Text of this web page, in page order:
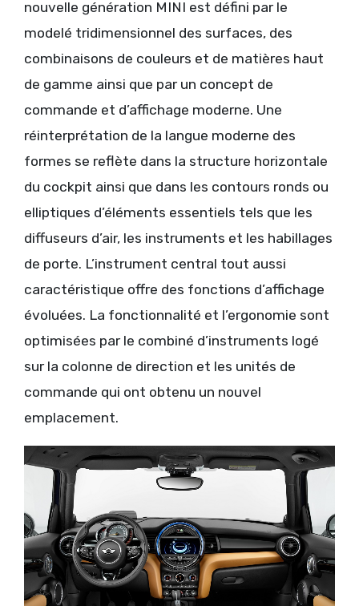
nouvelle génération MINI est défini par le
modelé tridimensionnel des surfaces, des
combinaisons de couleurs et de matières haut
de gamme ainsi que par un concept de
commande et d’affichage moderne. Une
réinterprétation de la langue moderne des
formes se reflète dans la structure horizontale
du cockpit ainsi que dans les contours ronds ou
elliptiques d’éléments essentiels tels que les
diffuseurs d’air, les instruments et les habillages
de porte. L’instrument central tout aussi
caractéristique offre des fonctions d’affichage
évoluées. La fonctionnalité et l’ergonomie sont
optimisées par le combiné d’instruments logé
sur la colonne de direction et les unités de
commande qui ont obtenu un nouvel
emplacement.